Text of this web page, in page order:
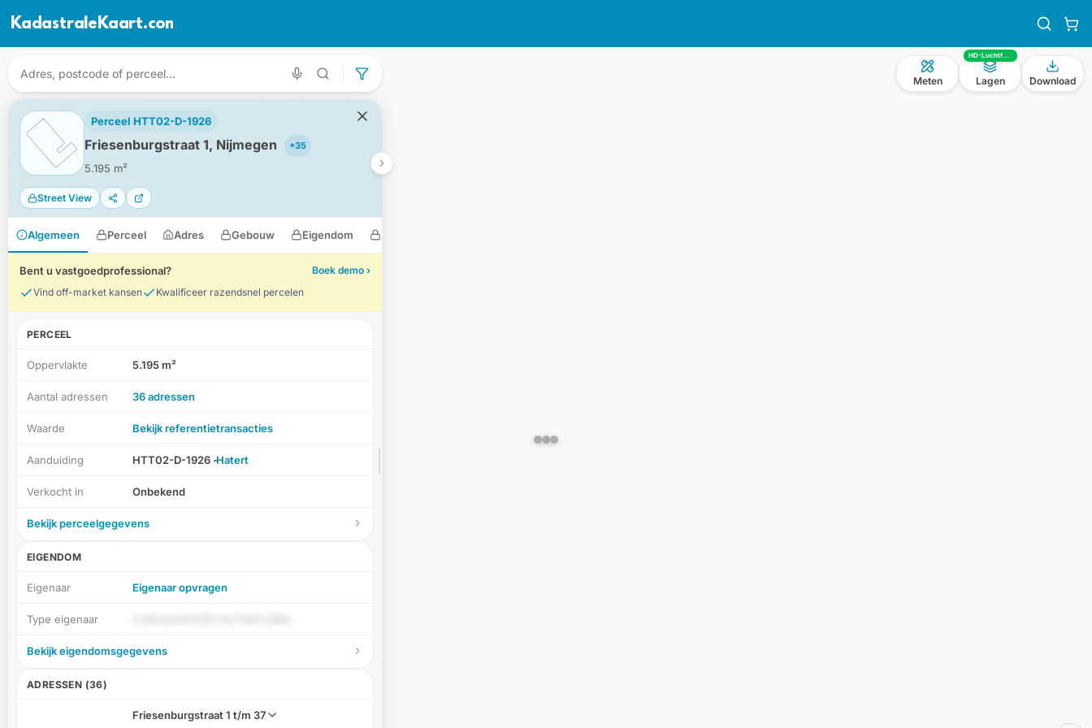
KadastraleKaart.com
Perceel HTT02-D-1926
Friesenburgstraat 1, Nijmegen +35
5.195 m²
Street View
Algemeen Perceel Adres Gebouw Eigendom
Bent u vastgoedprofessional?
Boek demo ›
Vind off-market kansen
Kwalificeer razendsnel percelen
PERCEEL
Oppervlakte 5.195 m²
Aantal adressen 36 adressen
Waarde Bekijk referentietransacties
Aanduiding HTT02-D-1926 -Hatert
Verkocht in Onbekend
Bekijk perceelgegevens
EIGENDOM
Eigenaar Eigenaar opvragen
Type eigenaar
Bekijk eigendomsgegevens
ADRESSEN (36)
Friesenburgstraat1 t/m 37
Meten
HD-Luchtfoto
Lagen Download